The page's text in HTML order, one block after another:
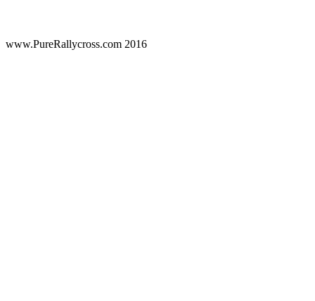
www.PureRallycross.com 2016